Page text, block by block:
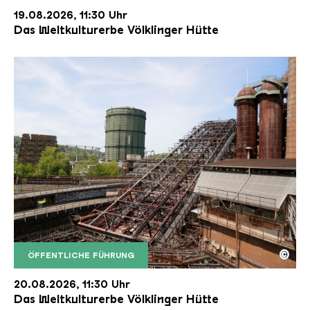
19.08.2026, 11:30 Uhr
Das Weltkulturerbe Völklinger Hütte
ÖFFENTLICHE FÜHRUNG
Der Erzschrägaufzug der Völklinger Hütte mit
Copyright: Weltkulturerbe Völklinger Hütte | Karl
©
20.08.2026, 11:30 Uhr
Das Weltkulturerbe Völklinger Hütte